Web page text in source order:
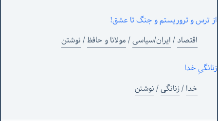
از ترس و تروریستم و جنگ تا عشق!
اقتصاد/ایران/سیاسی/مولانا و حافظ/نوشتن
زنانگیِ خدا
خدا/زنانگی/نوشتن